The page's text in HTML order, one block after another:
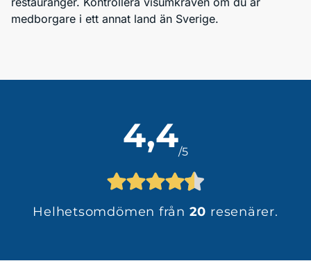
medborgare i ett annat land än Sverige.
4,4/5
Helhetsomdömen från 20 resenärer.